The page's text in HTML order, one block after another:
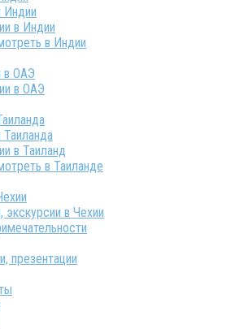
Индии
в Индии
в Индии
в ОАЭ
в ОАЭ
в Таиланд
в Таиланде
экскурсии в Чехии
презентации